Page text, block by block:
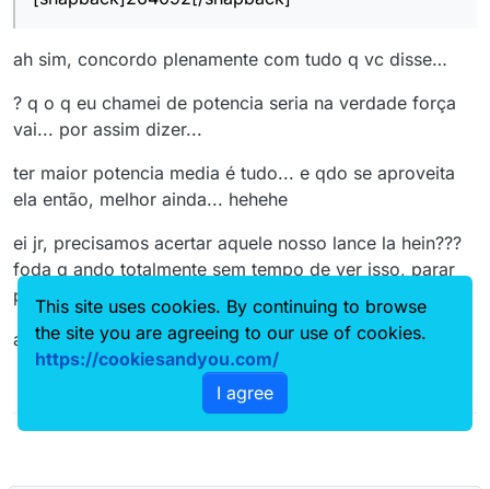
ah sim, concordo plenamente com tudo q vc disse…
? q o q eu chamei de potencia seria na verdade força
vai... por assim dizer...
ter maior potencia media é tudo... e qdo se aproveita
ela então, melhor ainda... hehehe
ei jr, precisamos acertar aquele nosso lance la hein???
foda q ando totalmente sem tempo de ver isso, parar
pra pensar, e tal...
abraços
This site uses cookies. By continuing to browse
the site you are agreeing to our use of cookies.
https://cookiesandyou.com/
I agree